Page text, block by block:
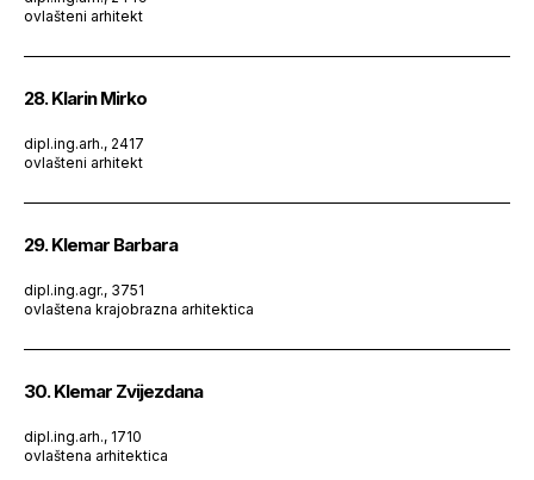
ovlašteni arhitekt
28. Klarin Mirko
dipl.ing.arh., 2417
ovlašteni arhitekt
29. Klemar Barbara
dipl.ing.agr., 3751
ovlaštena krajobrazna arhitektica
30. Klemar Zvijezdana
dipl.ing.arh., 1710
ovlaštena arhitektica